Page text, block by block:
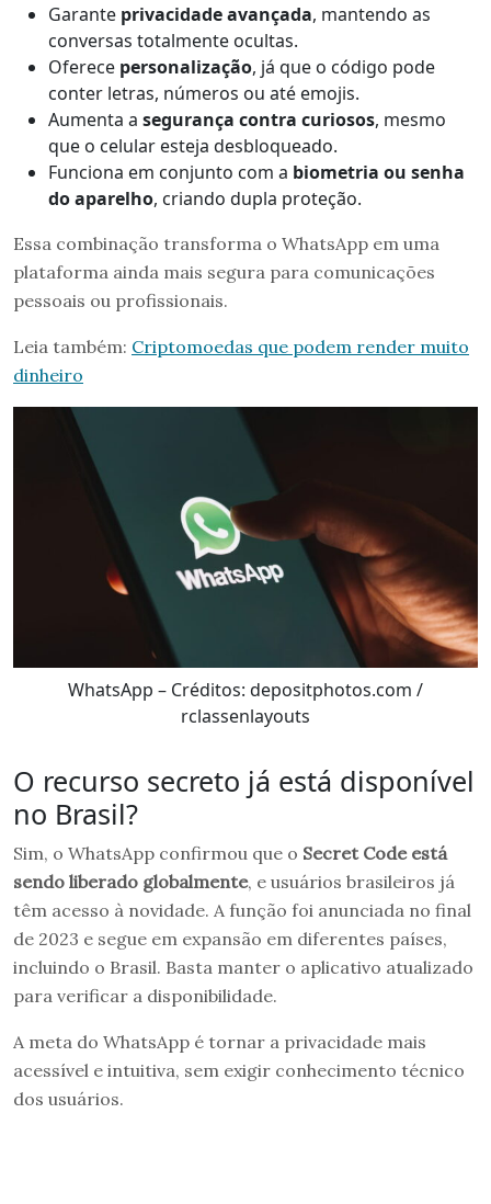
Garante privacidade avançada, mantendo as
conversas totalmente ocultas.
Oferece personalização, já que o código pode
conter letras, números ou até emojis.
Aumenta a segurança contra curiosos, mesmo
que o celular esteja desbloqueado.
Funciona em conjunto com a biometria ou senha
do aparelho, criando dupla proteção.
Essa combinação transforma o WhatsApp em uma
plataforma ainda mais segura para comunicações
pessoais ou profissionais.
Leia também: Criptomoedas que podem render muito
dinheiro
WhatsApp – Créditos: depositphotos.com /
rclassenlayouts
O recurso secreto já está disponível
no Brasil?
Sim, o WhatsApp confirmou que o Secret Code está
sendo liberado globalmente, e usuários brasileiros já
têm acesso à novidade. A função foi anunciada no final
de 2023 e segue em expansão em diferentes países,
incluindo o Brasil. Basta manter o aplicativo atualizado
para verificar a disponibilidade.
A meta do WhatsApp é tornar a privacidade mais
acessível e intuitiva, sem exigir conhecimento técnico
dos usuários.